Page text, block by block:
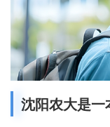
沈阳农大是